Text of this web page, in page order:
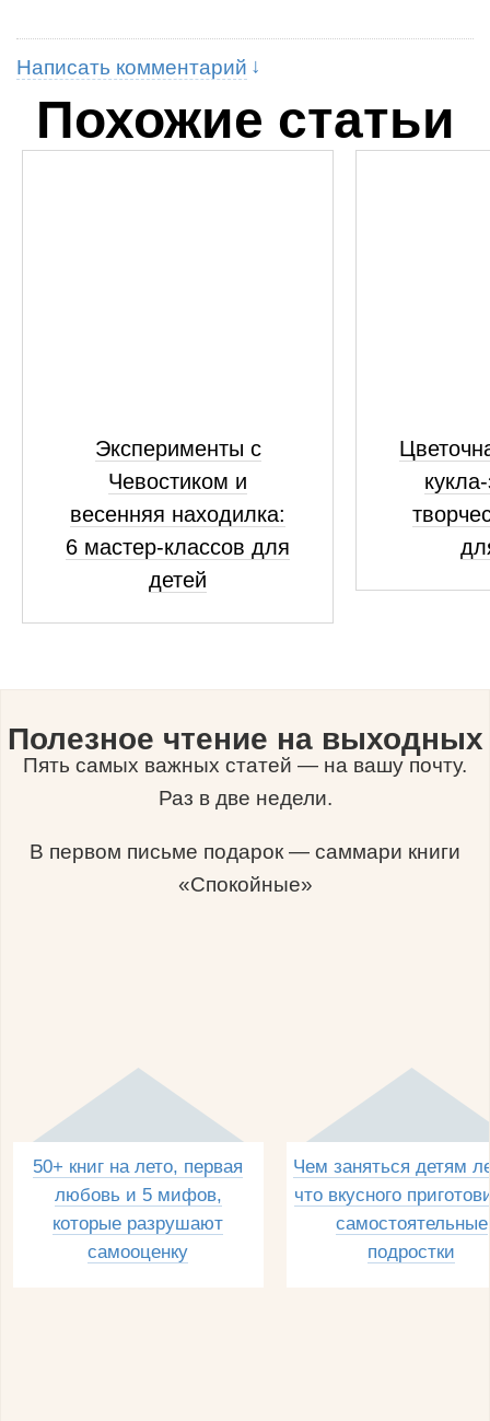
Написать комментарий
Похожие статьи
Эксперименты с
Чевостиком и
весенняя находилка:
6 мастер-классов для
детей
Полезное чтение на выходных
Пять самых важных статей — на вашу почту.
Раз в две недели.
В первом письме подарок — саммари книги
«Спокойные»
50+ книг на лето, первая
любовь и 5 мифов,
которые разрушают
самооценку
Чем заняться детям
что вкусного
самостоятельные
подростки